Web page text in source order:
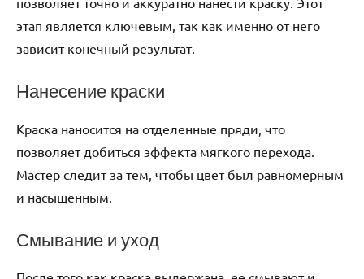
этап является ключевым, так как именно от него
зависит конечный результат.
Нанесение краски
Краска наносится на отделенные пряди, что
позволяет добиться эффекта мягкого перехода.
Мастер следит за тем, чтобы цвет был равномерным
и насыщенным.
Смывание и уход